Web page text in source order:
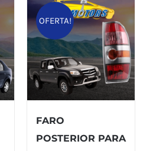
OFERTA!
FARO
POSTERIOR PARA